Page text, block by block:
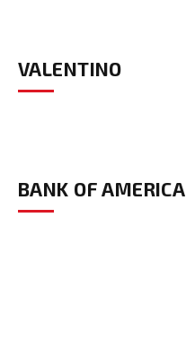
VALENTINO
BANK OF AMERICA